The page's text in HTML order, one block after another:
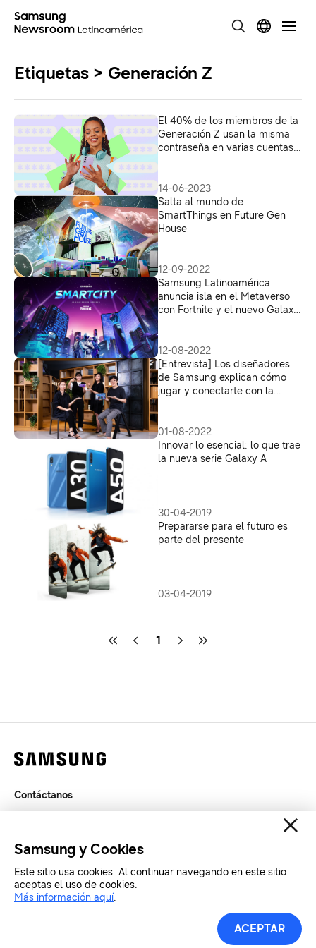
Etiquetas > Generación Z
El 40% de los miembros de la
Generación Z usan la misma
contraseña en varias cuentas y
14-06-2023
Salta al mundo de
SmartThings en Future Gen
House
12-09-2022
Samsung Latinoamérica
anuncia isla en el Metaverso
con Fortnite y el nuevo Galaxy
12-08-2022
[Entrevista] Los diseñadores
de Samsung explican cómo
jugar y conectarte con la
01-08-2022
Innovar lo esencial: lo que trae
la nueva serie Galaxy A
30-04-2019
Prepararse para el futuro es
parte del presente
03-04-2019
1
Herramientas de Prensa
Contáctanos
SAMSUNG.COM
Copyright© SAMSUNG All Rights Reserved.
Samsung y Cookies
Este sitio usa cookies. Al continuar navegando en este sitio
aceptas el uso de cookies.
Más información aquí.
ACEPTAR